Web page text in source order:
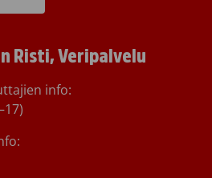
Risti, Veripalvelu
info: